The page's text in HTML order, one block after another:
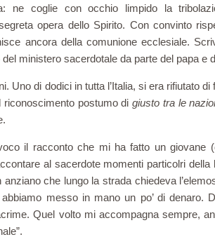
ne coglie con occhio limpido la
opera dello Spirito. Con convinto
ancora della comunione ecclesiale.
ministero sacerdotale da parte del papa e
Uno di dodici in tutta l’Italia, si era rifiutato
riconoscimento postumo digiusto tra le
il racconto che mi ha fatto un giovane
al sacerdote momenti particolri
anziano che lungo la strada chiedeva
messo in mano un po’ di denaro.
Quel volto mi accompagna sempre,